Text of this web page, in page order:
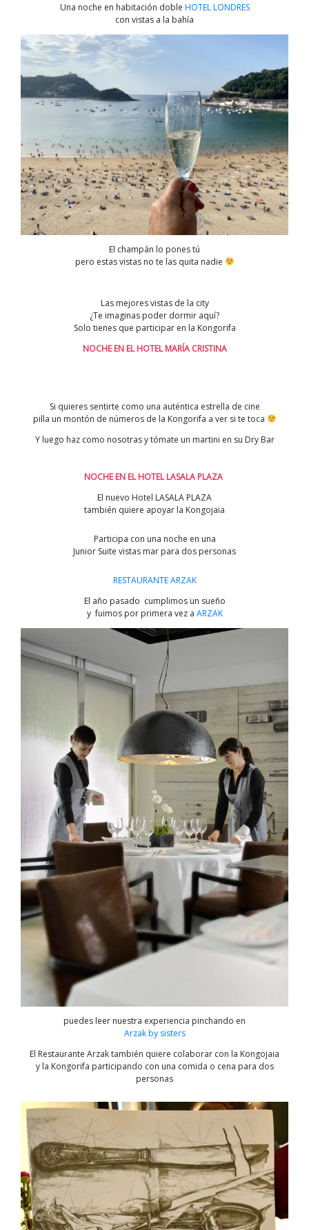
Una noche en habitación doble HOTEL LONDRES
con vistas a la bahía
El champán lo pones tú
pero estas vistas no te las quita nadie
Las mejores vistas de la city
¿Te imaginas poder dormir aquí?
Solo tienes que participar en la Kongorifa
NOCHE EN EL HOTEL MARÍA CRISTINA
Si quieres sentirte como una auténtica estrella de cine
pilla un montón de números de la Kongorifa a ver si te toca
Y luego haz como nosotras y tómate un martini en su Dry Bar
NOCHE EN ELHOTEL LASALA PLAZA
El nuevo Hotel LASALA PLAZA
también quiere apoyar la Kongojaia
Participa con una noche en una
Junior Suite vistas mar para dos personas
RESTAURANTE ARZAK
El año pasado cumplimos un sueño
y fuimos por primera vez a ARZAK
puedes leer nuestra experiencia pinchando en
Arzak by sisters
El Restaurante Arzak también quiere colaborar con la Kongojaia
y la Kongorifa participando con una comida o cena para dos
personas